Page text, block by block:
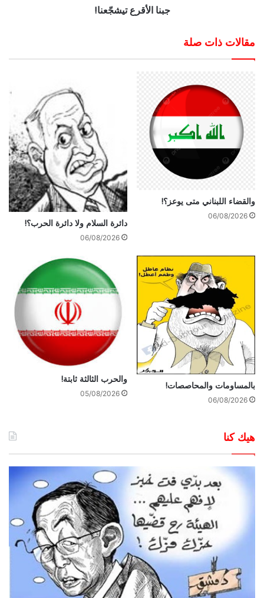
جبنا الأقرع تيشجّعنا!
مقالات ذات صلة
والقضاء اللبناني متى يوعز؟!
06/08/2026
دائرة السلام ولا دائرة الحرب؟!
06/08/2026
بالمساومات والمحاصصات!
06/08/2026
والحرب الثالثة ثابتة!
05/08/2026
هيك كنا